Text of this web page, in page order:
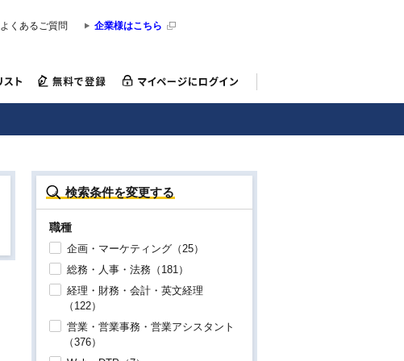
よくあるご質問 企業様はこちら
検索条件を変更する
職種
企画・マーケティング（25）
総務・人事・法務（181）
経理・財務・会計・英文経理
（122）
営業・営業事務・営業アシスタント
（376）